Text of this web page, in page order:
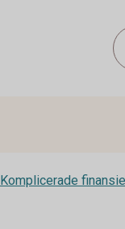
Komplicerade